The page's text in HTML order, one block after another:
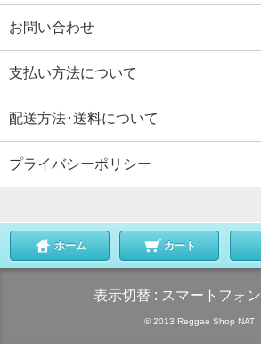
お問い合わせ
支払い方法について
配送方法･送料について
プライバシーポリシー
ホーム カート
表示切替 : スマートフォン
© 2013 Reggae Shop NAT